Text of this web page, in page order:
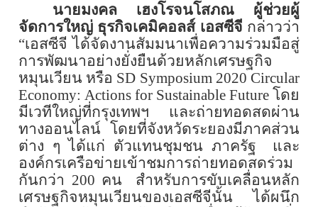
นายมงคล เฮงโรจนโสภณ ผู้ช่วยผู้
จัดการใหญ่ ธุรกิจเคมิคอลส์ เอสซีจี กล่าวว่า
“เอสซีจี ได้จัดงานสัมมนาเพื่อความร่วมมือสู่
การพัฒนาอย่างยั่งยืนด้วยหลักเศรษฐกิจ
หมุนเวียน หรือ SD Symposium 2020 Circular
Economy: Actions for Sustainable Future โดย
มีเวทีใหญ่ที่กรุงเทพฯ และถ่ายทอดสดผ่าน
ทางออนไลน์ โดยที่จังหวัดระยองมีภาคส่วน
ต่าง ๆ ได้แก่ ตัวแทนชุมชน ภาครัฐ
และ
องค์กรเครือข่ายเข้าชมการถ่ายทอดสดร่วม
กันกว่า 200 คน
สำหรับการขับเคลื่อนหลัก
เศรษฐกิจหมุนเวียนของเอสซีจีนั้น ได้ผนึก